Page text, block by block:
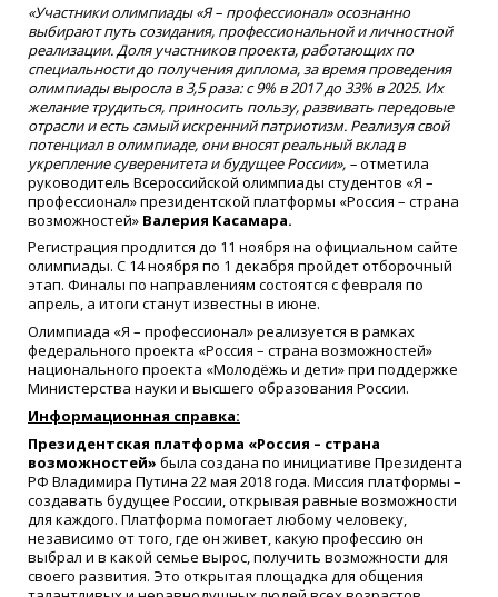
«Участники олимпиады «Я – профессионал» осознанно
выбирают путь созидания, профессиональной и личностной
реализации. Доля участников проекта, работающих по
специальности до получения диплома, за время проведения
олимпиады выросла в 3,5 раза: с 9% в 2017 до 33% в 2025. Их
желание трудиться, приносить пользу, развивать передовые
отрасли и есть самый искренний патриотизм. Реализуя свой
потенциал в олимпиаде, они вносят реальный вклад в
укрепление суверенитета и будущее России», –отметила
руководитель Всероссийской олимпиады студентов «Я –
профессионал» президентской платформы «Россия – страна
возможностей» Валерия Касамара.
Регистрация продлится до 11 ноября на официальном сайте
олимпиады. С 14 ноября по 1 декабря пройдет отборочный
этап. Финалы по направлениям состоятся с февраля по
апрель, а итоги станут известны в июне.
Олимпиада «Я – профессионал» реализуется в рамках
федерального проекта «Россия – страна возможностей»
национального проекта «Молодёжь и дети» при поддержке
Министерства науки и высшего образования России.
Информационная справка:
Президентская платформа «Россия – страна
возможностей» была создана по инициативе Президента
РФ Владимира Путина 22 мая 2018 года. Миссия платформы –
создавать будущее России, открывая равные возможности
для каждого. Платформа помогает любому человеку,
независимо от того, где он живет, какую профессию он
выбрал и в какой семье вырос, получить возможности для
своего развития. Это открытая площадка для общения